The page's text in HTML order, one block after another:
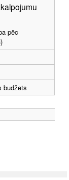
pēc
budžets